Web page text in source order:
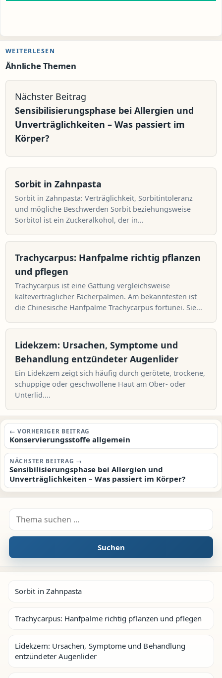
WEITERLESEN
Ähnliche Themen
Nächster Beitrag
Sensibilisierungsphase bei Allergien und
Unverträglichkeiten – Was passiert im
Körper?
Sorbit in Zahnpasta
Sorbit in Zahnpasta: Verträglichkeit, Sorbitintoleranz
und mögliche Beschwerden Sorbit beziehungsweise
Sorbitol ist ein Zuckeralkohol, der in...
Trachycarpus: Hanfpalme richtig pflanzen
und pflegen
Trachycarpus ist eine Gattung vergleichsweise
kälteverträglicher Fächerpalmen. Am bekanntesten ist
die Chinesische Hanfpalme Trachycarpus fortunei. Sie...
Lidekzem: Ursachen, Symptome und
Behandlung entzündeter Augenlider
Ein Lidekzem zeigt sich häufig durch gerötete, trockene,
schuppige oder geschwollene Haut am Ober- oder
Unterlid....
Beitragsnavigation
← VORHERIGER BEITRAG
Konservierungsstoffe allgemein
NÄCHSTER BEITRAG →
Sensibilisierungsphase bei Allergien und
Unverträglichkeiten – Was passiert im Körper?
Suche nach:
Suchen
Sorbit in Zahnpasta
Trachycarpus: Hanfpalme richtig pflanzen und pflegen
Lidekzem: Ursachen, Symptome und Behandlung
entzündeter Augenlider